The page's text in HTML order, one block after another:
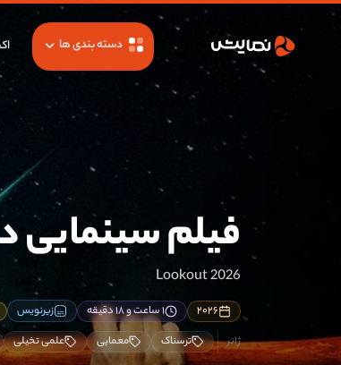
دسته بندی ها
فیلم سینمایی
Lookout 2026
۲۰۲۶ ۱ ساعت و ۱۸ دقیقه زیرنویس
ترسناک
معمایی علمی تخیلی